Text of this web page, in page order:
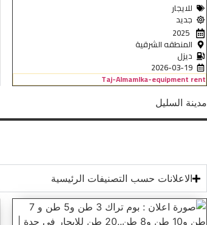
للايجار
جديد
2025
المنطقه الشرقية
ديزل
2026-03-19
Taj-Almamlka-equipment rent
مدينة السليل
الاعلانات حسب التصنيفات الرئيسية